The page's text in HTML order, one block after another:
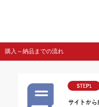
購入～納品までの流れ